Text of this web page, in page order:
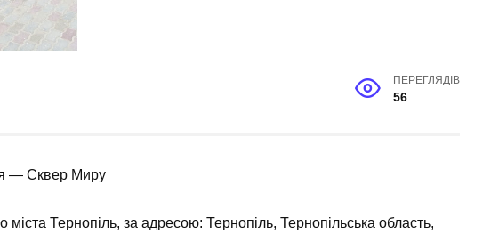
ПЕРЕГЛЯДІВ
56
— Сквер Миру
Тернопіль, за адресою: Тернопіль, Тернопільська область,